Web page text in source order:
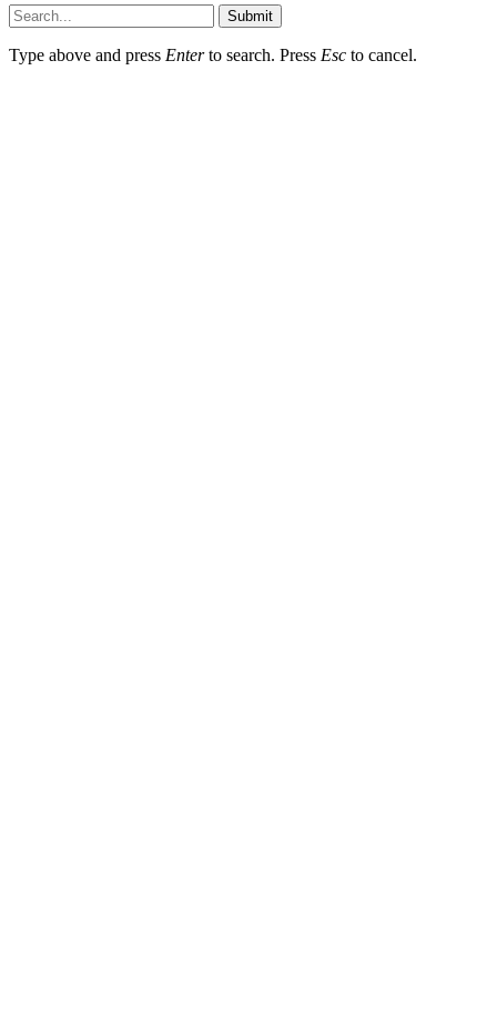
Submit
Type above and press Enterto search. Press Esc to cancel.